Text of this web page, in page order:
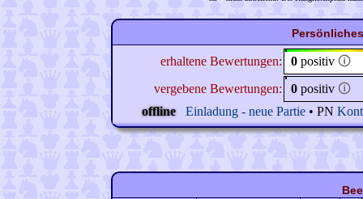
erhaltene Bewertungen: 0 positiv 🛈
vergebene Bewertungen:
0 positiv 🛈
offline
Einladung - neue Partie • PN